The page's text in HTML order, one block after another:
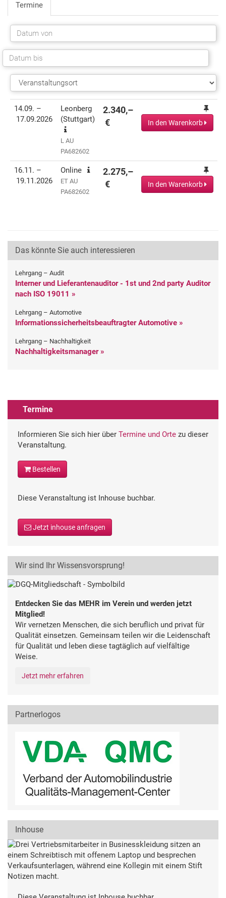
Termine
Termin(e) Informationen Preis
14.09. –
17.09.2026
Leonberg
(Stuttgart)
L AU
PA682602
2.340,–
€
In den Warenkorb
16.11. –
19.11.2026
Online
ET AU
PA682602
2.275,–
€
In den Warenkorb
Das könnte Sie auch interessieren
Lehrgang – Audit
Interner und Lieferantenauditor - 1st und 2nd party Auditor
nach ISO 19011 »
Lehrgang – Automotive
Informationssicherheitsbeauftragter Automotive »
Lehrgang – Nachhaltigkeit
Nachhaltigkeitsmanager »
Termine
Informieren Sie sich hier über Termine und Orte zu dieser
Veranstaltung.
Bestellen
Diese Veranstaltung ist Inhouse buchbar.
Jetzt inhouse anfragen
Wir sind Ihr Wissensvorsprung!
Entdecken Sie das MEHR im Verein und werden jetzt
Mitglied!
Wir vernetzen Menschen, die sich beruflich und privat für
Qualität einsetzen. Gemeinsam teilen wir die Leidenschaft
für Qualität und leben diese tagtäglich auf vielfältige
Weise.
Jetzt mehr erfahren
Partnerlogos
Inhouse